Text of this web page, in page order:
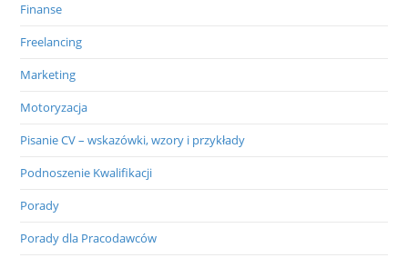
Finanse
Freelancing
Marketing
Motoryzacja
Pisanie CV – wskazówki, wzory i przykłady
Podnoszenie Kwalifikacji
Porady
Porady dla Pracodawców